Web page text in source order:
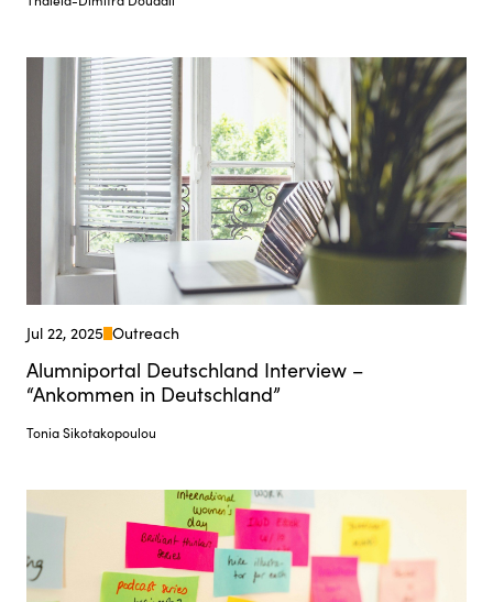
Jul 22, 2025 Outreach
Alumniportal Deutschland Interview –
“Ankommen in Deutschland”
Tonia Sikotakopoulou